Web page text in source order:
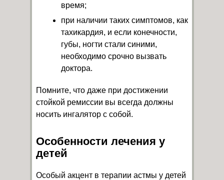
время;
при наличии таких симптомов, как
тахикардия, и если конечности,
губы, ногти стали синими,
необходимо срочно вызвать
доктора.
Помните, что даже при достижении
стойкой ремиссии вы всегда должны
носить ингалятор с собой.
Особенности лечения у
детей
Особый акцент в терапии астмы у детей